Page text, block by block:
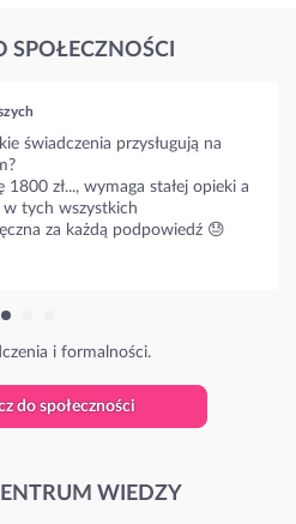
SPOŁECZNOŚCI
a
😓
do społeczności
WIEDZY